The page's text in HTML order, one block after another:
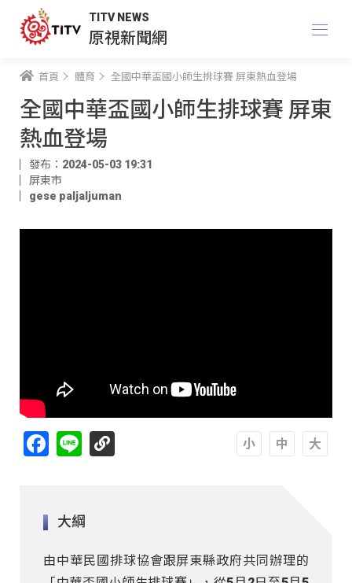
TITV NEWS
原視新聞網
首頁 體育 全國中華盃國小師生排球賽 屏東熱血登場
全國中華盃國小師生排球賽 屏東
熱血登場
發布：2024-05-03 19:31
屏東市
gese paljaljuman
Facebook
Line
大綱
由中華民國排球協會跟屏東縣政府共同辦理的